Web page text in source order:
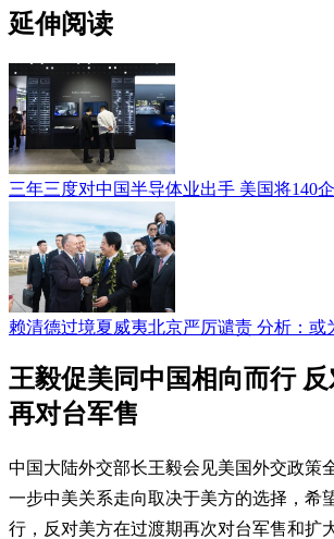
延伸阅读
三年三度对中国半导体业出手 美国将140
赖清德过境夏威夷北京严厉谴责 分析：或
王毅促美同中国相向而行
再对台军售
中国大陆外交部长王毅会见美国外交政策
一步中美关系走向取决于美方的选择，希
行，反对美方在过渡期再次对台军售和扩